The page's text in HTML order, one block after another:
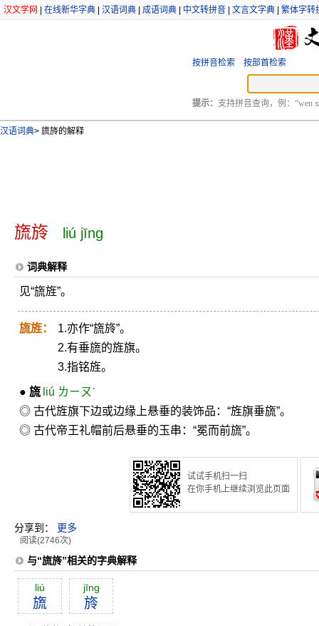
汉文学网 在线新华字典 汉语词典 成语词典 中文转拼音 文言文字典 繁体字转
按拼音检索 按部首检索
提示： 支持拼音查询，例：“wen
汉语词典> 旒旍的解释
旒旍 liú jīng
词典解释
见“旒旌”。
旒旌：
1.亦作“旒旍”。
2.有垂旒的旌旗。
3.指铭旌。
● 旒 liú ㄌㄧㄡˊ
◎ 古代旌旗下边或边缘上悬垂的装饰品：“旌旗垂旒”。
◎ 古代帝王礼帽前后悬垂的玉串：“冕而前旒”。
试试手机扫一扫
在你手机上继续浏览此页面
分享到： 更多
阅读(2746次)
与“旒旍”相关的字典解释
liú
旒
jīng
旍